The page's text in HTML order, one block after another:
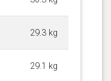
29.3 kg
29.1 kg